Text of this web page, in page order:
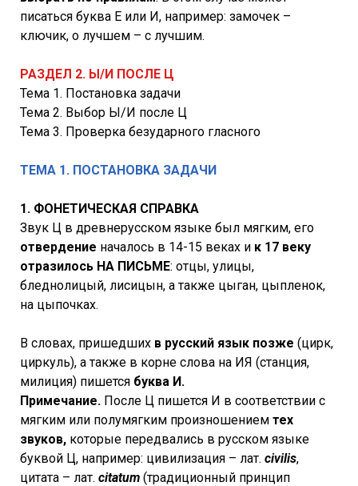
писаться буква Е или И, например: замочек –
ключик, о лучшем – с лучшим.
РАЗДЕЛ 2. Ы/И ПОСЛЕ Ц
Тема 1. Постановка задачи
Тема 2. Выбор Ы/И после Ц
Тема 3. Проверка безударного гласного
ТЕМА 1. ПОСТАНОВКА ЗАДАЧИ
1. ФОНЕТИЧЕСКАЯ СПРАВКА
Звук Ц в древнерусском языке был мягким, его
отвердение началось в 14-15 веках и к 17 веку
отразилось НА ПИСЬМЕ: отцы, улицы,
бледнолицый, лисицын, а также цыган, цыпленок,
на цыпочках.
В словах, пришедших в русский язык позже (цирк,
циркуль), а также в корне слова на ИЯ (станция,
милиция) пишется буква И.
Примечание. После Ц пишется И в соответствии с
мягким или полумягким произношением тех
звуков, которые передвались в русском языке
буквой Ц, например: цивилизация – лат. сivilis,
цитата – лат. citatum (традиционный принцип